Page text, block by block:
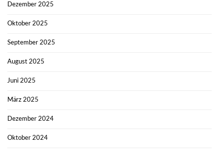
Dezember 2025
Oktober 2025
September 2025
August 2025
Juni 2025
März 2025
Dezember 2024
Oktober 2024